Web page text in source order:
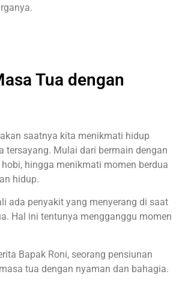
Tua dengan
saatnya kita menikmati hidup
tersayang. Mulai dari bermain dengan
hingga menikmati momen berdua
hidup.
ada penyakit yang menyerang di saat
Hal ini tentunya mengganggu momen
Bapak Roni, seorang pensiunan
tua dengan nyaman dan bahagia.